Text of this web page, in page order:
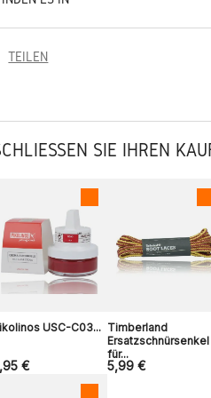
TEILEN
SIE IHREN
USC-C03...
€
Timberland
Ersatzschnürsenkel
für...
5,99 €